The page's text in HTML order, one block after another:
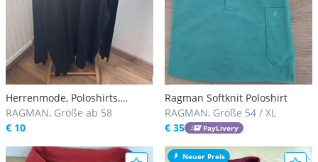
Herrenmode, Poloshirts,
diverse Poloshirts, Ragman
Shirts
RAGMAN, Größe ab 58
€ 10
Ragman Softknit Poloshirt
RAGMAN, Größe 54 / XL
€ 35
PayLivery
Neuer Preis